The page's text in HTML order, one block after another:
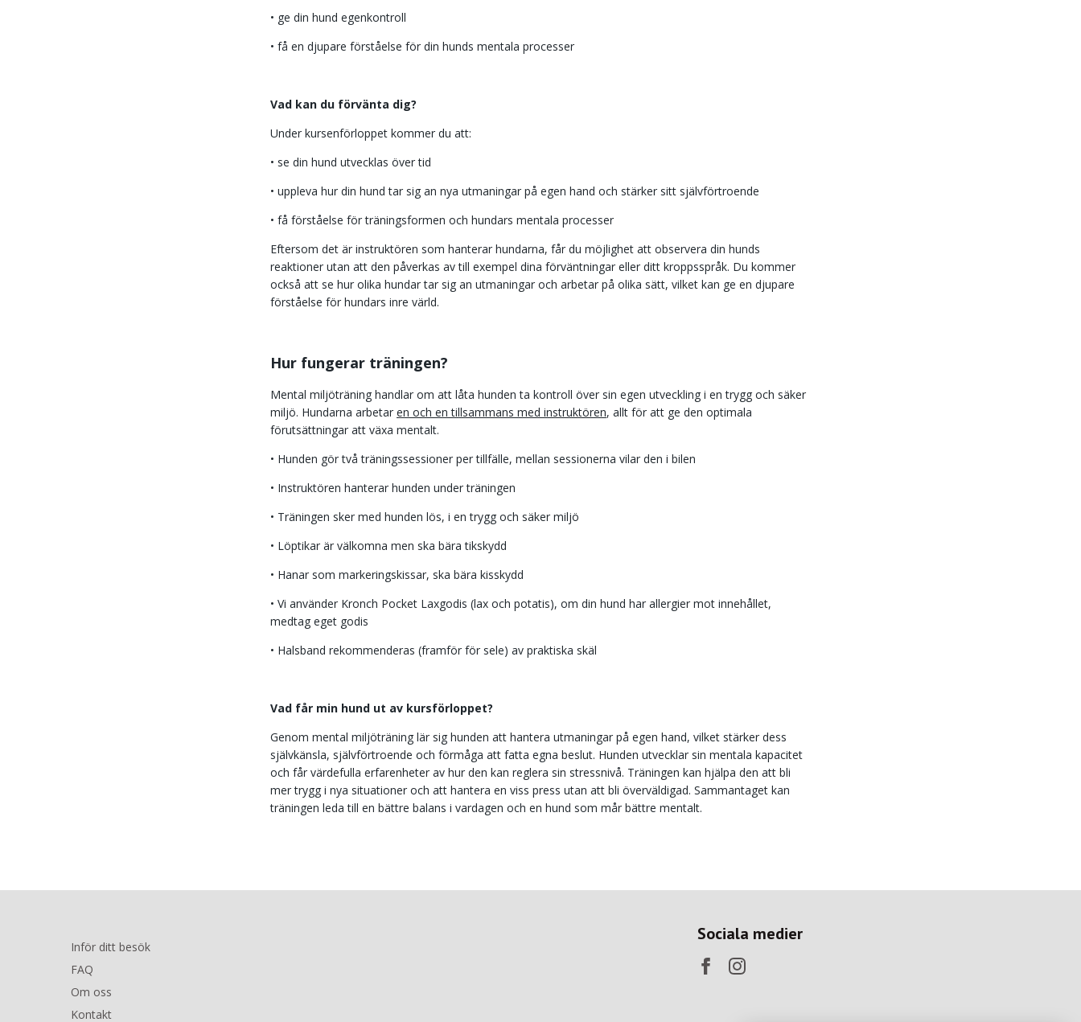
• ge din hund egenkontroll
• få en djupare förståelse för din hunds mentala processer
Vad kan du förvänta dig?
Under kursenförloppet kommer du att:
• se din hund utvecklas över tid
• uppleva hur din hund tar sig an nya utmaningar på egen hand och stärker sitt självförtroende
• få förståelse för träningsformen och hundars mentala processer
Eftersom det är instruktören som hanterar hundarna, får du möjlighet att observera din hunds
reaktioner utan att den påverkas av till exempel dina förväntningar eller ditt kroppsspråk. Du kommer
också att se hur olika hundar tar sig an utmaningar och arbetar på olika sätt, vilket kan ge en djupare
förståelse för hundars inre värld.
Hur fungerar träningen?
Mental miljöträning handlar om att låta hunden ta kontroll över sin egen utveckling i en trygg och säker
miljö. Hundarna arbetar en och en tillsammans med instruktören, allt för att ge den optimala
förutsättningar att växa mentalt.
• Hunden gör två träningssessioner per tillfälle, mellan sessionerna vilar den i bilen
• Instruktören hanterar hunden under träningen
• Träningen sker med hunden lös, i en trygg och säker miljö
• Löptikar är välkomna men ska bära tikskydd
• Hanar som markeringskissar, ska bära kisskydd
• Vi använder Kronch Pocket Laxgodis (lax och potatis), om din hund har allergier mot innehållet,
medtag eget godis
• Halsband rekommenderas (framför för sele) av praktiska skäl
Vad får min hund ut av kursförloppet?
Genom mental miljöträning lär sig hunden att hantera utmaningar på egen hand, vilket stärker dess
självkänsla, självförtroende och förmåga att fatta egna beslut. Hunden utvecklar sin mentala kapacitet
och får värdefulla erfarenheter av hur den kan reglera sin stressnivå. Träningen kan hjälpa den att bli
mer trygg i nya situationer och att hantera en viss press utan att bli överväldigad. Sammantaget kan
träningen leda till en bättre balans i vardagen och en hund som mår bättre mentalt.
Inför ditt besök
FAQ
Om oss
Kontakt
Sociala medier